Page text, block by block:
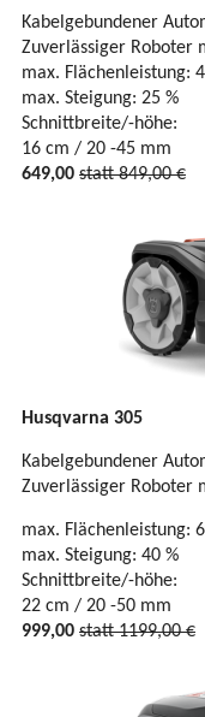
Kabelgebundener
Zuverlässiger Roboter
max. Flächenleistung:
max. Steigung: 25 %
Schnittbreite/-höhe:
16 cm / 20 -45 mm
649,00 statt 849,00 €
Husqvarna 305
Kabelgebundener
Zuverlässiger Roboter
max. Flächenleistung:
max. Steigung: 40 %
Schnittbreite/-höhe:
22 cm / 20 -50 mm
999,00 statt 1199,00 €